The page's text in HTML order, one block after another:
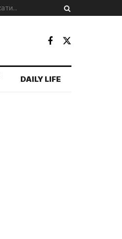
DAILY LIFE